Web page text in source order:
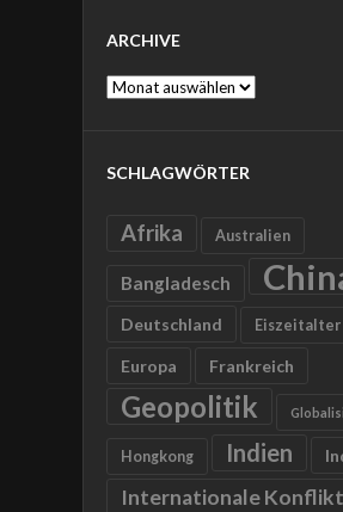
ARCHIVE
Archive
SCHLAGWÖRTER
Afrika Australien
Bangladesch
Deutschland Eiszeitalter
Europa Frankreich
Geopolitik
Hongkong Indien
Internationale